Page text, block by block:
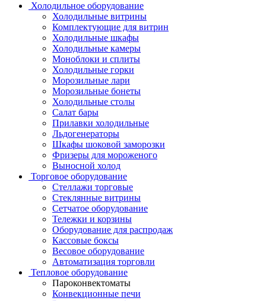
Холодильное оборудование
Холодильные витрины
Комплектующие для витрин
Холодильные шкафы
Холодильные камеры
Моноблоки и сплиты
Холодильные горки
Морозильные лари
Морозильные бонеты
Холодильные столы
Салат бары
Прилавки холодильные
Льдогенераторы
Шкафы шоковой заморозки
Фризеры для мороженого
Выносной холод
Торговое оборудование
Стеллажи торговые
Стеклянные витрины
Сетчатое оборудование
Тележки и корзины
Оборудование для распродаж
Кассовые боксы
Весовое оборудование
Автоматизация торговли
Тепловое оборудование
Пароконвектоматы
Конвекционные печи